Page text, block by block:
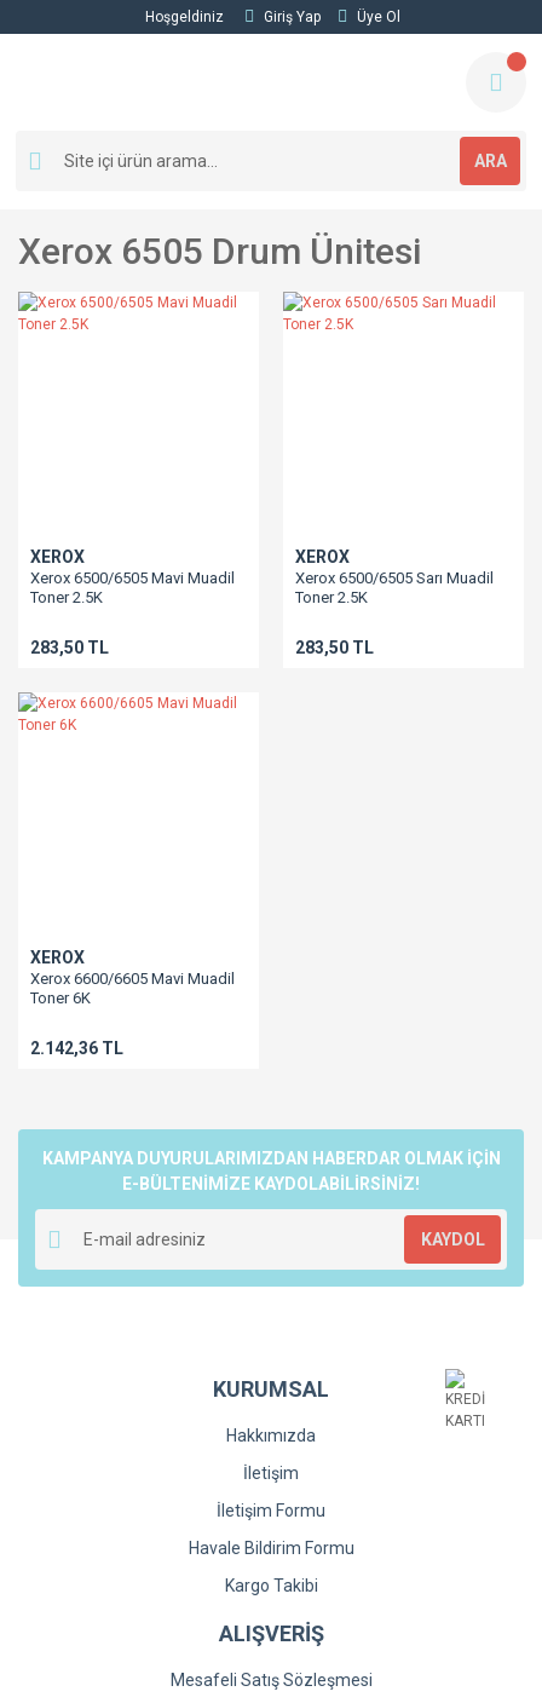
Hoşgeldiniz Giriş Yap Üye Ol
ARA
Xerox 6505 Drum Ünitesi
XEROX
Xerox 6500/6505 Mavi Muadil
Toner 2.5K
283,50 TL
XEROX
Xerox 6500/6505 Sarı Muadil
Toner 2.5K
283,50 TL
XEROX
Xerox 6600/6605 Mavi Muadil
Toner 6K
2.142,36 TL
KAMPANYA DUYURULARIMIZDAN HABERDAR OLMAK İÇİN
E-BÜLTENİMİZE KAYDOLABİLİRSİNİZ!
KAYDOL
KURUMSAL
Hakkımızda
İletişim
İletişim Formu
Havale Bildirim Formu
Kargo Takibi
ALIŞVERİŞ
Mesafeli Satış Sözleşmesi